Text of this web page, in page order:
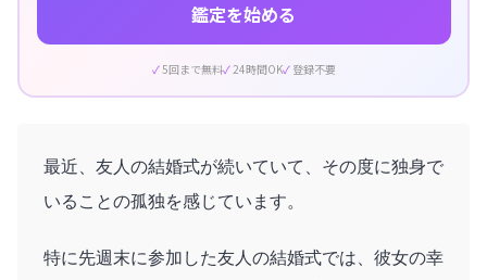
鑑定を始める
5回まで無料 24時間OK 登録不要
最近、友人の結婚式が続いていて、その度に独身で
いることの孤独を感じています。
特に先週末に参加した友人の結婚式では、彼女の幸